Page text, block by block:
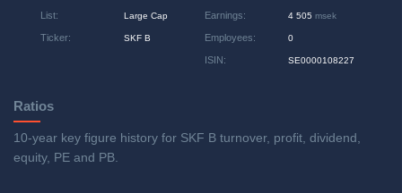
List: Large Cap
Ticker: SKF B
Earnings: 4 505 msek
Employees: 0
ISIN: SE0000108227
Ratios
10-year key figure history for SKF B turnover, profit, dividend,
equity, PE and PB.